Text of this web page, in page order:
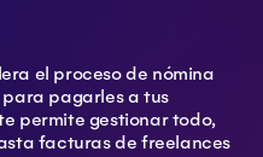
el proceso de nómina
pagarles a tus
permite gestionar todo,
facturas de freelances